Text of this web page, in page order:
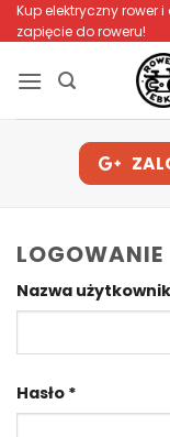
Przewiń
do
zawartości
Kup elektryczny
zapięcie do roweru!
LOGOWANIE
Nazwa
Hasło *